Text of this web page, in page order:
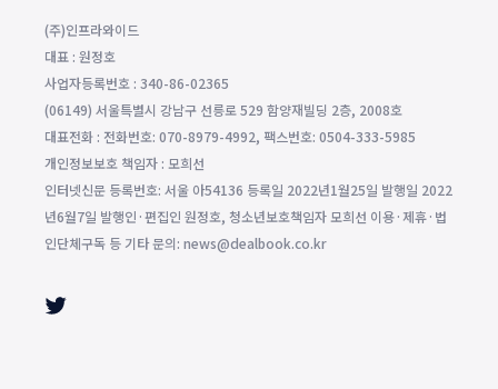
(주)인프라와이드
대표 : 원정호
사업자등록번호 : 340-86-02365
(06149) 서울특별시 강남구 선릉로 529 함양재빌딩 2층, 2008호
대표전화 : 전화번호: 070-8979-4992, 팩스번호: 0504-333-5985
개인정보보호 책임자 : 모희선
인터넷신문 등록번호: 서울 아54136 등록일 2022년1월25일 발행일 2022
년6월7일 발행인·편집인 원정호, 청소년보호책임자 모희선 이용·제휴·법
인단체구독 등 기타 문의: news@dealbook.co.kr